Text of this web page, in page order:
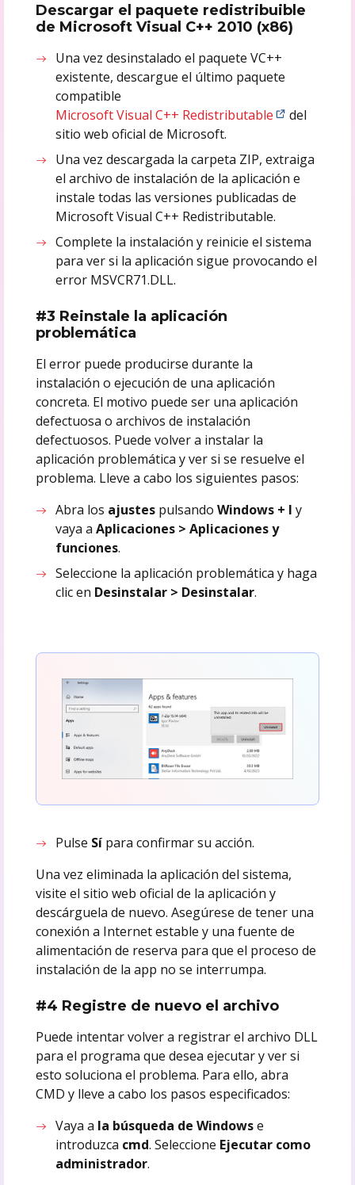
Descargar el paquete redistribuible
de Microsoft Visual C++ 2010 (x86)
Una vez desinstalado el paquete VC++
existente, descargue el último paquete
compatible
Microsoft Visual C++ Redistributable
del
sitio web oficial de Microsoft.
Una vez descargada la carpeta ZIP, extraiga
el archivo de instalación de la aplicación e
instale todas las versiones publicadas de
Microsoft Visual C++ Redistributable.
Complete la instalación y reinicie el sistema
para ver si la aplicación sigue provocando el
error MSVCR71.DLL.
#3 Reinstale la aplicación
problemática
El error puede producirse durante la
instalación o ejecución de una aplicación
concreta. El motivo puede ser una aplicación
defectuosa o archivos de instalación
defectuosos. Puede volver a instalar la
aplicación problemática y ver si se resuelve el
problema. Lleve a cabo los siguientes pasos:
Abra los ajustes pulsandoWindows + Iy
vaya aAplicaciones > Aplicaciones y
funciones.
Seleccione la aplicación problemática y haga
clic en Desinstalar > Desinstalar.
Pulse Sí para confirmar su acción.
Una vez eliminada la aplicación del sistema,
visite el sitio web oficial de la aplicación y
descárguela de nuevo. Asegúrese de tener una
conexión a Internet estable y una fuente de
alimentación de reserva para que el proceso de
instalación de la app no se interrumpa.
#4 Registre de nuevo el archivo
Puede intentar volver a registrar el archivo DLL
para el programa que desea ejecutar y ver si
esto soluciona el problema. Para ello, abra
CMD y lleve a cabo los pasos especificados:
Vaya a la búsqueda de Windowse
introduzca cmd. Seleccione Ejecutar como
administrador.